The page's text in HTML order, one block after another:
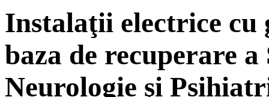
Instalaţii electrice cu
baza de recuperare
Neurologie şi